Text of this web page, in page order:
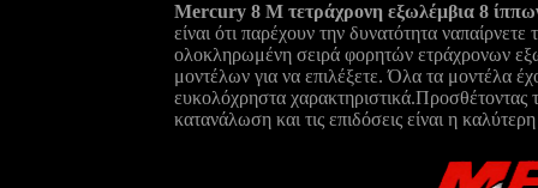
Mercury 8 M τετράχρονη εξωλέμβια 8
είναι ότι παρέχουν την δυνατότητα
ολοκληρωμένη σειρά φορητών ετράχρονων
μοντέλων για να επιλέξετε. Όλα τα μοντέλα
ευκολόχρηστα χαρακτηριστικά.Προσθέτοντας
κατανάλωση και τις επιδόσεις είναι η